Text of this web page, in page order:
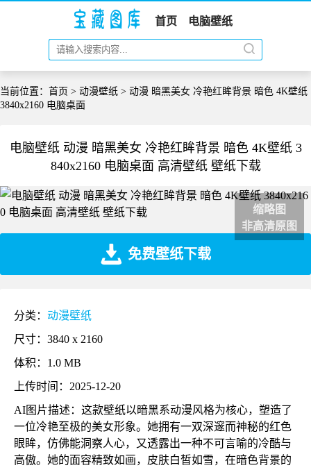
首页 电脑壁纸
当前位置： 首页 > 动漫壁纸 > 动漫 暗黑美女 冷艳红眸背景 暗色 4K壁纸
3840x2160 电脑桌面
电脑壁纸 动漫 暗黑美女 冷艳红眸背景 暗色 4K壁纸 3
840x2160 电脑桌面 高清壁纸 壁纸下载
缩略图
非高清原图
免费壁纸下载
分类： 动漫壁纸
尺寸：3840 x 2160
体积：1.0 MB
上传时间：2025-12-20
AI图片描述：这款壁纸以暗黑系动漫风格为核心，塑造了
一位冷艳至极的美女形象。她拥有一双深邃而神秘的红色
眼眸，仿佛能洞察人心，又透露出一种不可言喻的冷酷与
高傲。她的面容精致如画，皮肤白皙如雪，在暗色背景的